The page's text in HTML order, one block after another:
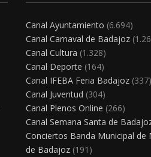
Canal Ayuntamiento (6.694)
Canal Carnaval de Badajoz
Canal Cultura (1.328)
Canal Deporte (164)
Canal IFEBA Feria Badajoz (337)
Canal Juventud (304)
Canal Plenos Online (266)
Canal Semana Santa de
Conciertos Banda Municipal de
de Badajoz (191)